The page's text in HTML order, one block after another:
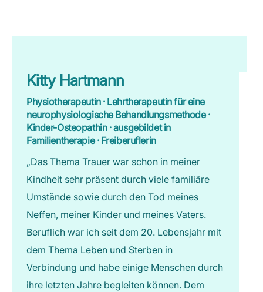
Kitty Hartmann
Physiotherapeutin · Lehrtherapeutin für eine
neurophysiologische Behandlungsmethode ·
Kinder-Osteopathin · ausgebildet in
Familientherapie · Freiberuflerin
„Das Thema Trauer war schon in meiner
Kindheit sehr präsent durch viele familiäre
Umstände sowie durch den Tod meines
Neffen, meiner Kinder und meines Vaters.
Beruflich war ich seit dem 20. Lebensjahr mit
dem Thema Leben und Sterben in
Verbindung und habe einige Menschen durch
ihre letzten Jahre begleiten können. Dem